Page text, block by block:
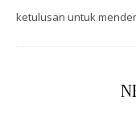
ketulusan untuk